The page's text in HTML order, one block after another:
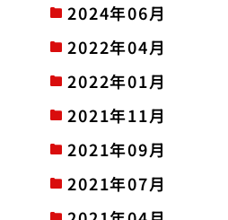
2024年06月
2022年04月
2022年01月
2021年11月
2021年09月
2021年07月